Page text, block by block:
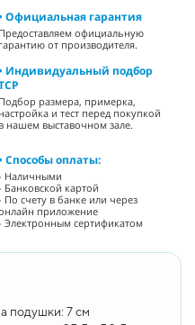
Официальная гарантия
Предоставляем официальную
гарантию от производителя.
Индивидуальный подбор
Подбор размера, примерка,
настройка и тест перед покупкой
в нашем выставочном зале.
Способы оплаты:
Наличными
Банковской картой
По счету в банке или через
приложение
Электронным сертификатом
подушки: 7 см